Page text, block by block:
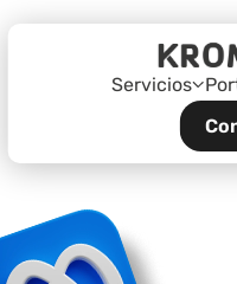
Servicios